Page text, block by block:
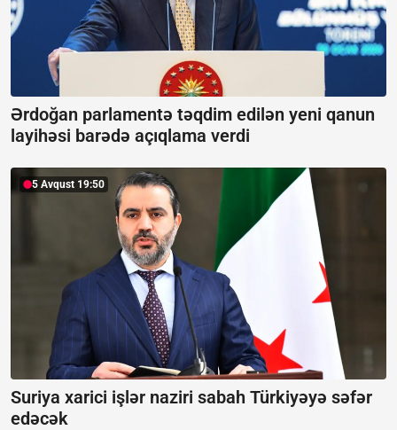
Ərdoğan parlamentə təqdim edilən yeni qanun
layihəsi barədə açıqlama verdi
5 Avqust 19:50
Suriya xarici işlər naziri sabah Türkiyəyə səfər
edəcək